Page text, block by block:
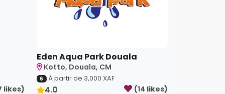
likes)
Eden Aqua Park Douala
Kotto, Douala, CM
6 À partir de 3,000 XAF
4.0 (14 likes)